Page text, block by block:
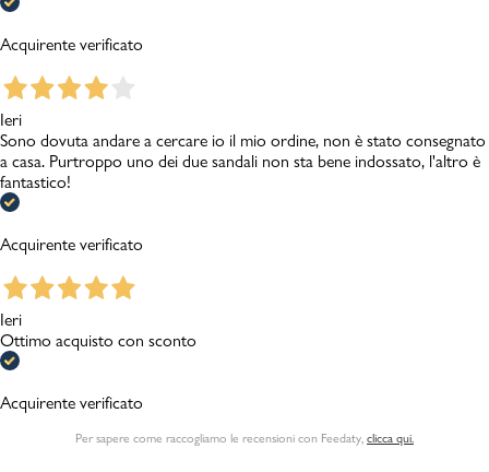
Acquirente verificato
Ieri
Sono dovuta andare a cercare io il mio ordine, non è stato consegnato
a casa. Purtroppo uno dei due sandali non sta bene indossato, l'altro è
fantastico!
Acquirente verificato
Ieri
Ottimo acquisto con sconto
Acquirente verificato
Per sapere come raccogliamo le recensioni con Feedaty, clicca qui.